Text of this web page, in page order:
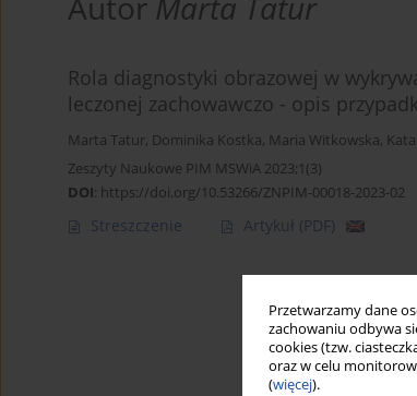
Przetwarzamy dane
zachowaniu odbywa
cookies (tzw.
oraz w celu
(więcej).
Rola diagnostyki obrazowej w
leczonej zachowawczo - opis
Marta Tatur, Dominika Kostka, Maria Witkowska,
Zeszyty Naukowe PIM MSWiA 2023;1(3)
DOI: https://doi.org/10.53266/ZNPIM-00018-2023-02
Streszczenie Artykuł (PDF)